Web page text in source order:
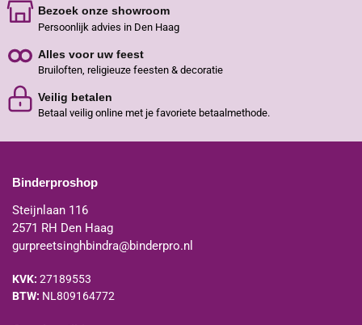
Bezoek onze showroom
Persoonlijk advies in Den Haag
Alles voor uw feest
Bruiloften, religieuze feesten & decoratie
Veilig betalen
Betaal veilig online met je favoriete betaalmethode.
Binderproshop
Steijnlaan 116
2571 RH Den Haag
gurpreetsinghbindra@binderpro.nl
KVK: 27189553
BTW: NL809164772